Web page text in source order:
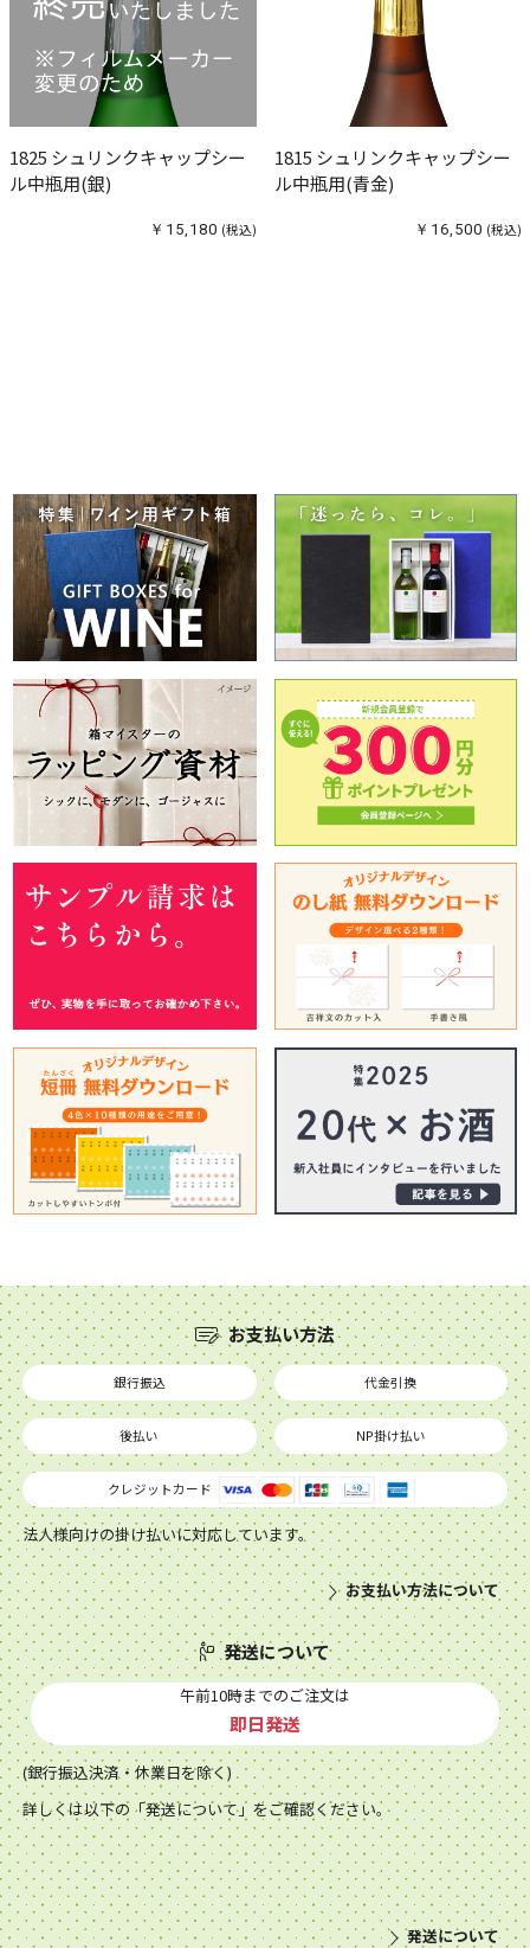
1825 シュリンクキャップシー
ル中瓶用(銀)
￥15,180 (税込)
1815 シュリンクキャップシー
ル中瓶用(青金)
￥16,500 (税込)
お支払い方法
銀行振込 代金引換
後払い NP掛け払い
クレジットカード
法人様向けの掛け払いに対応しています。
お支払い方法について
発送について
午前10時までのご注文は
即日発送
(銀行振込決済・休業日を除く)
詳しくは以下の「発送について」をご確認ください。
発送について